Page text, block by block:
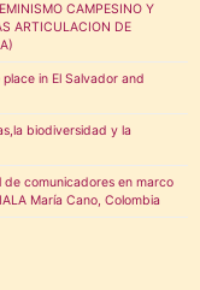
CAMPESINO Y
ARTICULACION DE
in El Salvador and
biodiversidad y la
de comunicadores en marco
María Cano, Colombia